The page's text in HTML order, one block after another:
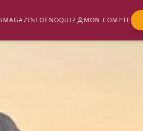
MAGAZINEOENOQUIZ MON COMPTE